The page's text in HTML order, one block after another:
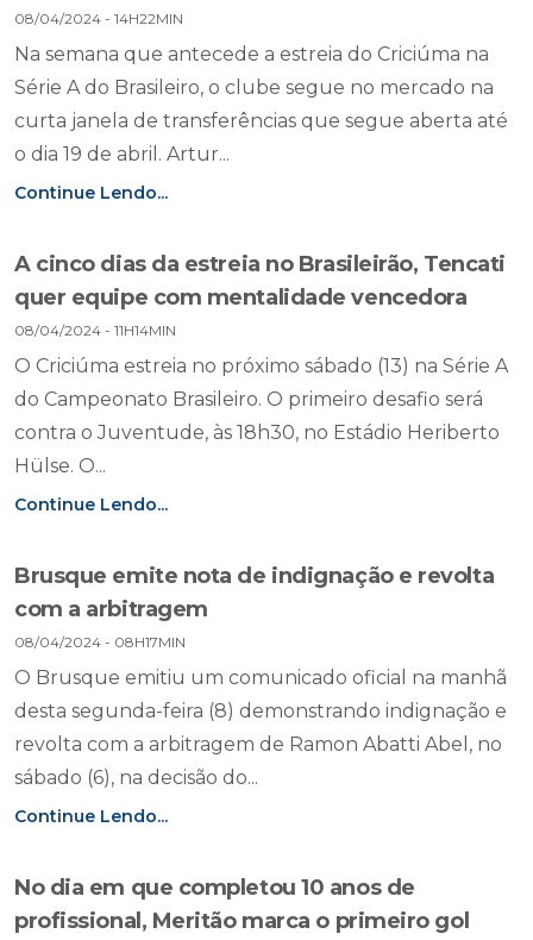
08/04/2024 - 14H22MIN
Na semana que antecede a estreia do Criciúma na
Série A do Brasileiro, o clube segue no mercado na
curta janela de transferências que segue aberta até
o dia 19 de abril. Artur...
Continue Lendo...
A cinco dias da estreia no Brasileirão, Tencati
quer equipe com mentalidade vencedora
08/04/2024 - 11H14MIN
O Criciúma estreia no próximo sábado (13) na Série A
do Campeonato Brasileiro. O primeiro desafio será
contra o Juventude, às 18h30, no Estádio Heriberto
Hülse. O...
Continue Lendo...
Brusque emite nota de indignação e revolta
com a arbitragem
08/04/2024 - 08H17MIN
O Brusque emitiu um comunicado oficial na manhã
desta segunda-feira (8) demonstrando indignação e
revolta com a arbitragem de Ramon Abatti Abel, no
sábado (6), na decisão do...
Continue Lendo...
No dia em que completou 10 anos de
profissional, Meritão marca o primeiro gol